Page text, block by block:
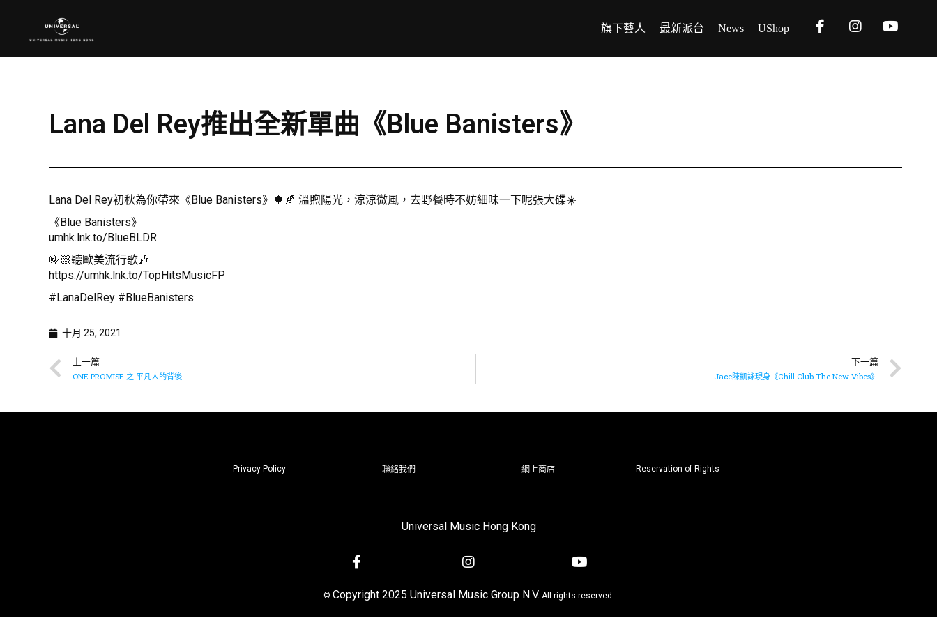
旗下藝人 最新派台 News UShop
Lana Del Rey推出全新單曲《Blue Banisters》
Lana Del Rey初秋為你帶來《Blue Banisters》🍁🍂 溫煦陽光，涼涼微風，去野餐時不妨細味一下呢張大碟☀️
《Blue Banisters》
umhk.lnk.to/BlueBLDR
🤟🏻聽歐美流行歌🎶
https://umhk.lnk.to/TopHitsMusicFP
#LanaDelRey #BlueBanisters
十月 25, 2021
上一篇
ONE PROMISE 之 平凡人的背後
下一篇
Jace陳凱詠現身《Chill Club The New Vibes》
Privacy Policy 聯絡我們 網上商店 Reservation of Rights
Universal Music Hong Kong
© Copyright 2025 Universal Music Group N.V. All rights reserved.